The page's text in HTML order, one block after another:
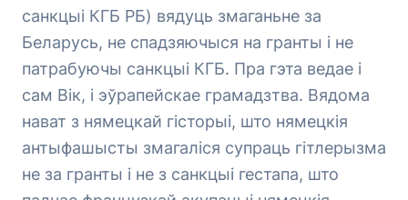
санкцыі КГБ РБ) вядуць змаганьне за
Беларусь, не спадзяючыся на гранты і не
патрабуючы санкцыі КГБ. Пра гэта ведае і
сам Вік, і эўрапейскае грамадзтва. Вядома
нават з нямецкай гісторыі, што нямецкія
антыфашысты змагаліся супраць гітлерызма
не за гранты і не з санкцыі гестапа, што